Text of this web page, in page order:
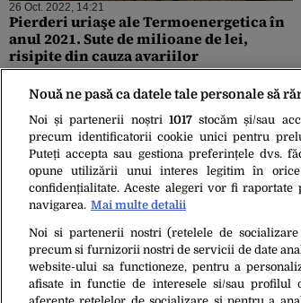
26 Oct. 2022, 14:21
Pierderi uriaşe ale Termoenergetica în
anul 2021. Sute de milioane de lei,
risipite din cauza avariilor
25 Feb. 2022, 18:17
Ministerul Apărării al Ucrainei: Forțele
inamice au pierdut aproximativ 2.800
de oameni de la începutul invaziei, 80
Nouă ne pasă ca datele tale personale să
Noi și partenerii noștri 1017stocăm și/sau
precum identificatorii cookie unici pentru
Puteți accepta sau gestiona preferințele dvs.
opune utilizării unui interes legitim în
confidențialitate. Aceste alegeri vor fi
navigarea. Mai multe detalii
Noi si partenerii nostri (retelele de
precum si furnizorii nostri de servicii de date
website-ului sa functioneze, pentru a
afisate in functie de interesele si/sau